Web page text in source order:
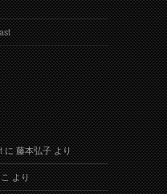
に藤本弘子より
より